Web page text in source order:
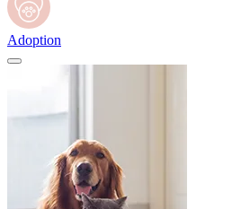
Adoption